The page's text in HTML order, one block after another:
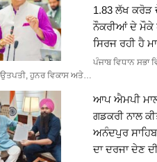
1.83 ਲੱਖ ਕਰੋੜ
ਨੌਕਰੀਆਂ ਦੇ ਮੌਕੇ
ਸਿਰਜ ਰਹੀ ਹੈ
ਪੰਜਾਬ ਵਿਧਾਨ ਸਭਾ
ਉਤਪਤੀ, ਹੁਨਰ ਵਿਕਾਸ ਅਤੇ…
ਆਪ ਐਮਪੀ
ਗਡਕਰੀ ਨਾਲ
ਅਨੰਦਪੁਰ
ਦਾ ਦਰਜਾ ਦੇਣ